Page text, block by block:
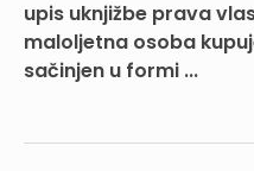
upis uknjižbe prava
maloljetna osoba
sačinjen u formi ...